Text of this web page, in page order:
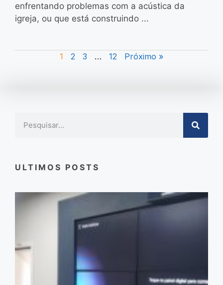
enfrentando problemas com a acústica da
igreja, ou que está construindo ...
1 2 3 … 12 Próximo »
ULTIMOS POSTS